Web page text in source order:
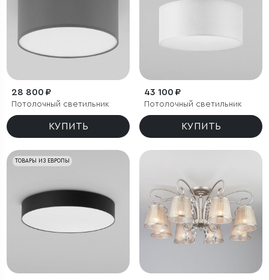
28 800 ₽
Потолочный светильник
КУПИТЬ
43 100 ₽
Потолочный светильник
КУПИТЬ
ТОВАРЫ ИЗ ЕВРОПЫ